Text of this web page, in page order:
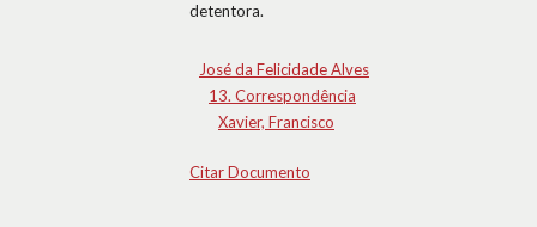
detentora.
José da Felicidade Alves
13. Correspondência
Xavier, Francisco
Citar Documento